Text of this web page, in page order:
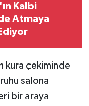
Kalbi
Atmaya
kura çekiminde
salona
bir araya